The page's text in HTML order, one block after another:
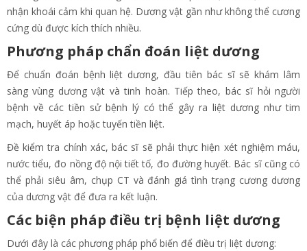
nhận khoái cảm khi quan hệ. Dương vật gần như không thể cương
cứng dù được kích thích nhiều.
Phương pháp chẩn đoán liệt dương
Để chuẩn đoán bệnh liệt dương, đầu tiên bác sĩ sẽ khám lâm
sàng vùng dương vật và tinh hoàn. Tiếp theo, bác sĩ hỏi người
bệnh về các tiền sử bệnh lý có thể gây ra liệt dương như tim
mạch, huyết áp hoặc tuyến tiền liệt.
Đề kiểm tra chính xác, bác sĩ sẽ phải thực hiện xét nghiệm máu,
nước tiểu, đo nồng độ nội tiết tố, đo đường huyết. Bác sĩ cũng có
thể phải siêu âm, chụp CT và đánh giá tình trạng cương dương
của dương vật để đưa ra kết luận.
Các biện pháp điều trị bệnh liệt dương
Dưới đây là các phương pháp phổ biến để điều trị liệt dương: